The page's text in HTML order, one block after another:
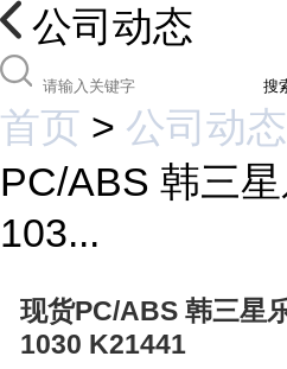
公司动态
搜
首页 > 公司动态
PC/ABS 韩三
103...
现货PC/ABS 韩三星
1030 K21441